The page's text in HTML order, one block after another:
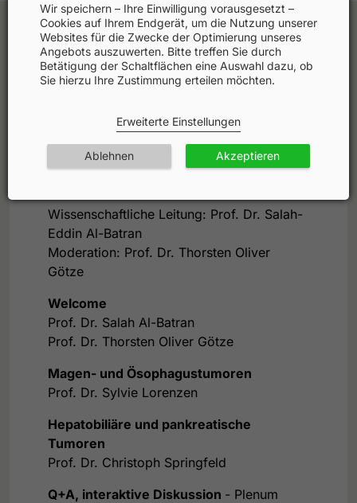
Agenda
Faculty
Fortbildungspartner
Wissenschaftliche Leitung: Prof. Dr. Salah-
Eddin Al-Batran
Moderation: Prof. Dr. Thorsten Oliver
Götze
Welcome
Prof. Dr. Salah Al-Batran
Prof. Dr. Thorsten Oliver Götze
Magen- und Ösophagustumoren
Prof. Dr. Sylvie Lorenzen
Hepatobiliäre und pankreatische
Tumoren
Prof. Dr. Christoph Springfeld
Q+A, interaktive Diskussion - Plenum
Wir speichern – Ihre Einwilligung vorausgesetzt –
Cookies auf Ihrem Endgerät, um die Nutzung unserer
Websites für die Zwecke der Optimierung unseres
Angebots auszuwerten. Bitte treffen Sie durch
Betätigung der Schaltflächen eine Auswahl dazu, ob
Sie hierzu Ihre Zustimmung erteilen möchten.
Erweiterte Einstellungen
Ablehnen Akzeptieren